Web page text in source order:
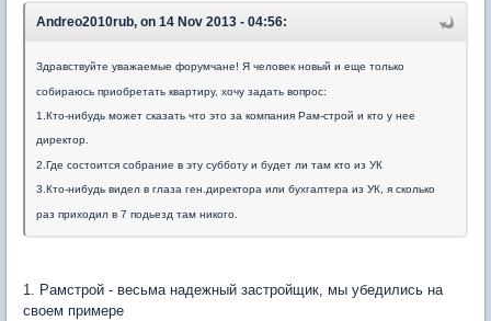
Andreo2010rub, on 14 Nov 2013 - 04:56:
Здравствуйте уважаемые форумчане! Я человек новый и еще только
собираюсь приобретать квартиру, хочу задать вопрос:
1.Кто-нибудь может сказать что это за компания Рам-строй и кто у нее
директор.
2.Где состоится собрание в эту субботу и будет ли там кто из УК
3.Кто-нибудь видел в глаза ген.директора или бухгалтера из УК, я сколько
раз приходил в 7 подьезд там никого.
1. Рамстрой - весьма надежный застройщик, мы убедились на
своем примере